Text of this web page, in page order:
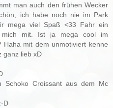
man auch den frühen Wecker
ich habe noch nie im Park
mega viel Spaß <33 Fahr ein
mich mit. Ist ja mega cool im
Haha mit dem unmotiviert kenne
ganz lieb xD
Schoko Croissant aus dem Mc
D